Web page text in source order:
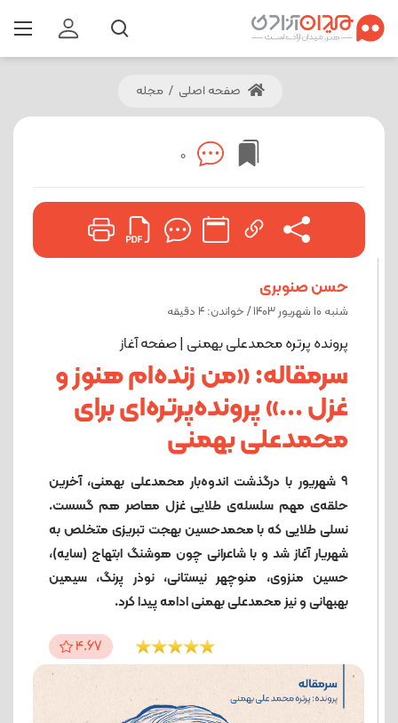
صفحه اصلی / مجله
0
حسن صنوبری
شنبه 10 شهریور 1403 / خواندن: 4 دقیقه
پرونده پرتره محمدعلی بهمنی | صفحه آغاز
سرمقاله: «من زنده‌ام هنوز و
غزل ...» پرونده‌پرتره‌ای برای
محمدعلی بهمنی
9 شهریور با درگذشت اندوه‌بار محمدعلی بهمنی، آخرین
حلقه‌ی مهم سلسله‌ی طلایی غزل معاصر هم گسست.
نسلی طلایی که با محمدحسین بهجت تبریزی متخلص به
شهریار آغاز شد و با شاعرانی چون هوشنگ ابتهاج (سایه)،
حسین منزوی، منوچهر نیستانی، نوذر پرنگ، سیمین
بهبهانی و نیز محمدعلی بهمنی ادامه پیدا کرد.
4.67